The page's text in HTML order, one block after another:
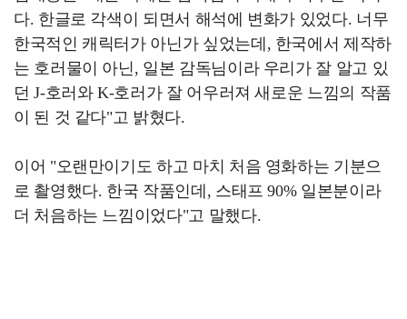
다. 한글로 각색이 되면서 해석에 변화가 있었다. 너무
한국적인 캐릭터가 아닌가 싶었는데, 한국에서 제작하
는 호러물이 아닌, 일본 감독님이라 우리가 잘 알고 있
던 J-호러와 K-호러가 잘 어우러져 새로운 느낌의 작품
이 된 것 같다"고 밝혔다.
이어 "오랜만이기도 하고 마치 처음 영화하는 기분으
로 촬영했다. 한국 작품인데, 스태프 90% 일본분이라
더 처음하는 느낌이었다"고 말했다.